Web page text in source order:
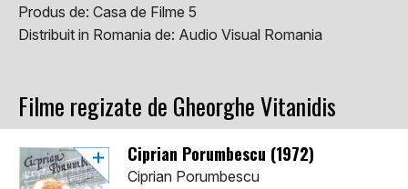
Produs de: Casa de Filme 5
Distribuit in Romania de: Audio Visual Romania
Filme regizate de Gheorghe Vitanidis
Ciprian Porumbescu (1972)
Ciprian Porumbescu